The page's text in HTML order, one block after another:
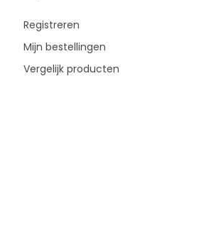
Registreren
Mijn bestellingen
Vergelijk producten